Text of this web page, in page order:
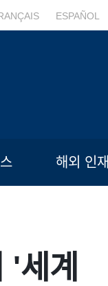
ESPAÑOL
해외 인재
세계